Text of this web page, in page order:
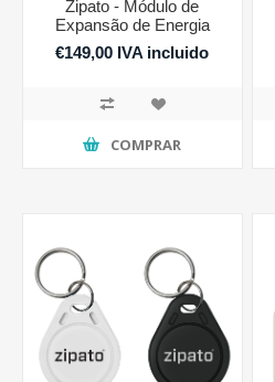
Zipato - Módulo de
Expansão de Energia
€149,00 IVA incluido
COMPRAR